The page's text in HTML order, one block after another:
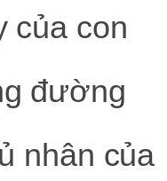
của con
đường
nhân của